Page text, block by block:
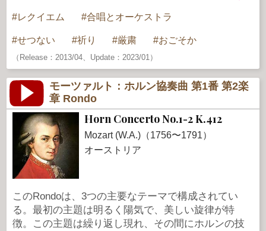
レクイエム 合唱とオーケストラ
せつない 祈り 厳粛 おごそか
（Release：2013/04、Update：2023/01）
モーツァルト：ホルン協奏曲 第1番 第2楽
章 Rondo
Horn Concerto No.1-2 K.412
Mozart (W.A.)（1756〜1791）
オーストリア
このRondoは、3つの主要なテーマで構成されてい
る。最初の主題は明るく陽気で、美しい旋律が特
徴。この主題は繰り返し現れ、その間にホルンの技